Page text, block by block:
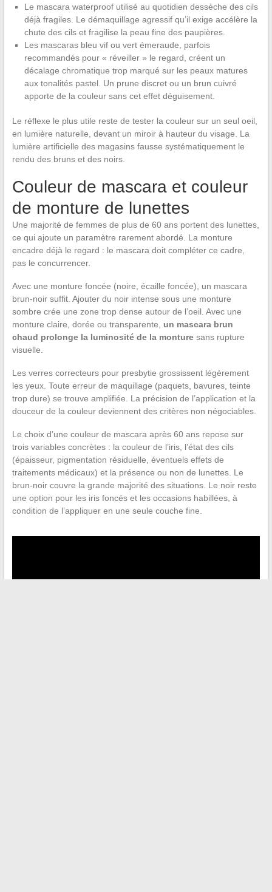
Le mascara waterproof utilisé au quotidien dessèche des cils
déjà fragiles. Le démaquillage agressif qu’il exige accélère la
chute des cils et fragilise la peau fine des paupières.
Les mascaras bleu vif ou vert émeraude, parfois
recommandés pour « réveiller » le regard, créent un
décalage chromatique trop marqué sur les peaux matures
aux tonalités pastel. Un prune discret ou un brun cuivré
apporte de la couleur sans cet effet déguisement.
Le réflexe le plus utile reste de tester la couleur sur un seul oeil,
en lumière naturelle, devant un miroir à hauteur du visage. La
lumière artificielle des magasins fausse systématiquement le
rendu des bruns et des noirs.
Couleur de mascara et couleur
de monture de lunettes
Une majorité de femmes de plus de 60 ans portent des lunettes,
ce qui ajoute un paramètre rarement abordé. La monture
encadre déjà le regard : le mascara doit compléter ce cadre,
pas le concurrencer.
Avec une monture foncée (noire, écaille foncée), un mascara
brun-noir suffit. Ajouter du noir intense sous une monture
sombre crée une zone trop dense autour de l’oeil. Avec une
monture claire, dorée ou transparente, un mascara brun
chaud prolonge la luminosité de la monturesans rupture
visuelle.
Les verres correcteurs pour presbytie grossissent légèrement
les yeux. Toute erreur de maquillage (paquets, bavures, teinte
trop dure) se trouve amplifiée. La précision de l’application et la
douceur de la couleur deviennent des critères non négociables.
Le choix d’une couleur de mascara après 60 ans repose sur
trois variables concrètes : la couleur de l’iris, l’état des cils
(épaisseur, pigmentation résiduelle, éventuels effets de
traitements médicaux) et la présence ou non de lunettes. Le
brun-noir couvre la grande majorité des situations. Le noir reste
une option pour les iris foncés et les occasions habillées, à
condition de l’appliquer en une seule couche fine.